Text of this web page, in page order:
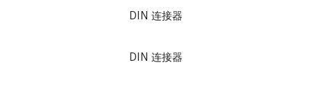
DIN 连接器
DIN 连接器